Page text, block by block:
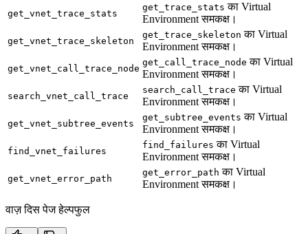
get_vnet_trace_stats
get_trace_stats का Virtual
Environment समकक्ष।
get_vnet_trace_skeleton
get_trace_skeleton का Virtual
Environment समकक्ष।
get_vnet_call_trace_node
get_call_trace_node का Virtual
Environment समकक्ष।
search_vnet_call_trace
search_call_trace का Virtual
Environment समकक्ष।
get_vnet_subtree_events
get_subtree_events का Virtual
Environment समकक्ष।
find_vnet_failures
find_failures का Virtual
Environment समकक्ष।
get_vnet_error_path
get_error_path का Virtual
Environment समकक्ष।
वाज़ दिस पेज हेल्पफुल